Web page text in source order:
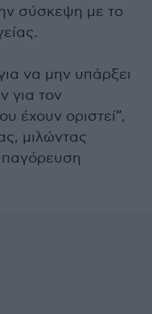
σύσκεψη με το
να μην υπάρξει
για τον
έχουν οριστεί”,
μιλώντας